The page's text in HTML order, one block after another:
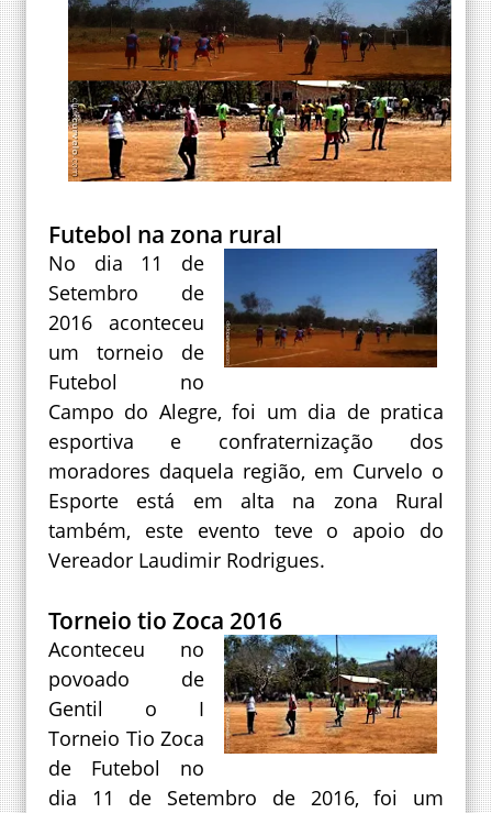
Futebol na zona rural
No dia 11 de
Setembro de
2016 aconteceu
um torneio de
Futebol no
Campo do Alegre, foi um dia de pratica
esportiva e confraternização dos
moradores daquela região, em Curvelo o
Esporte está em alta na zona Rural
também, este evento teve o apoio do
Vereador Laudimir Rodrigues.
Torneio tio Zoca 2016
Aconteceu no
povoado de
Gentil o I
Torneio Tio Zoca
de Futebol no
dia 11 de Setembro de 2016, foi um